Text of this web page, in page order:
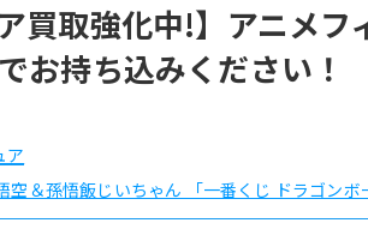
ア買取強化中!】アニメ
お持ち込みください！
ア
＆孫悟飯じいちゃん 「一番くじ ドラゴンボ